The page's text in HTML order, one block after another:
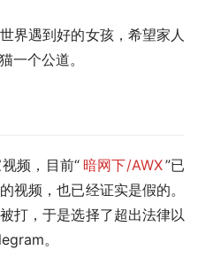
界遇到好的女孩，希望家人
一个公道。
频，目前“ 暗网下/AWX”已
视频，也已经证实是假的。
打，于是选择了超出法律以
。